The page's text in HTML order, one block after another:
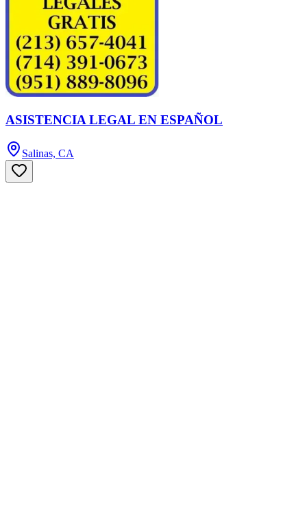
ASISTENCIA LEGAL EN ESPAÑOL
Salinas, CA